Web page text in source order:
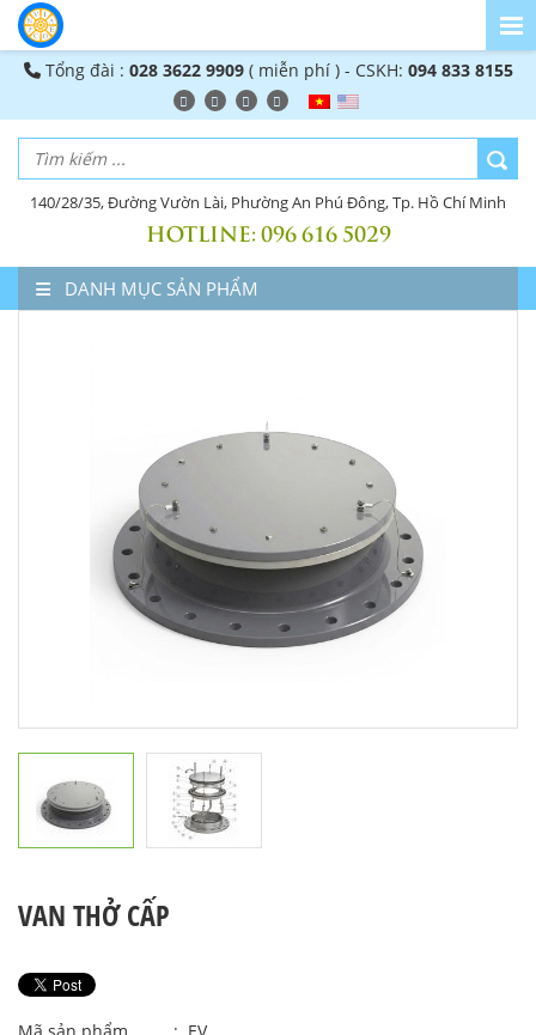
Tổng đài : 028 3622 9909( miễn phí ) - CSKH: 094 833 8155
140/28/35, Đường Vườn Lài, Phường An Phú Đông, Tp. Hồ Chí Minh
HOTLINE:096 616 5029
DANH MỤC SẢN PHẨM
VAN THỞ CẤP